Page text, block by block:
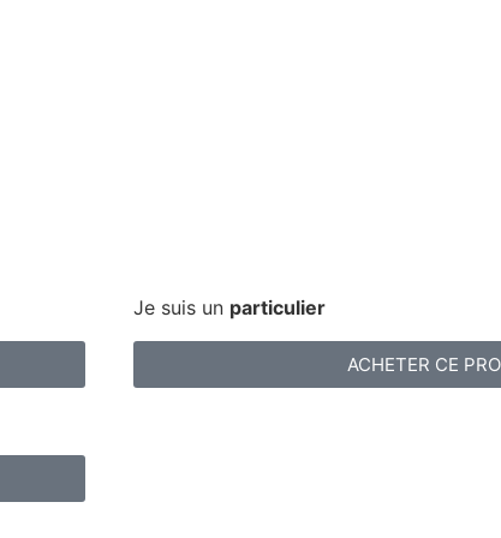
Je suis un particulier
ACHETER CE